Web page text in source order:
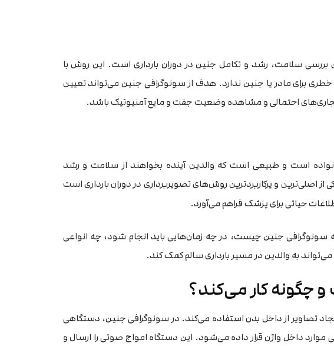
سلامت، رشد و تکامل جنین در دوران بارداری است. این روش با
برای مادر یا جنین ندارد. هدف از سونوگرافی جنین می‌تواند تعیین
احتمالی و مشاهده وضعیت جفت و مایع آمنیوتیک باشد.
است و طبیعی است که والدین آینده بخواهند از سلامت و رشد
از اصلی‌ترین و پرکاربردترین روش‌های تصویربرداری در دوران بارداری است
حیاتی برای پزشک فراهم می‌آورد.
سونوگرافی جنین چیست، در چه زمان‌هایی باید انجام شود، چه انواعی
به والدین در مسیر بارداری سالم کمک کند.
چگونه کار می‌کند؟
تصاویر از داخل بدن استفاده می‌کند. در سونوگرافی جنین، دستگاهی
موارد داخل واژن قرار داده می‌شود. این دستگاه امواج صوتی را ارسال و